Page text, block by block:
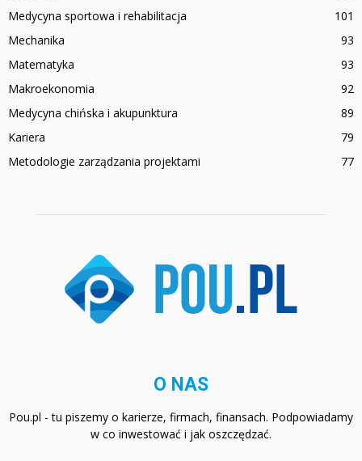
Medycyna sportowa i rehabilitacja
101
Mechanika
93
Matematyka
93
Makroekonomia
92
Medycyna chińska i akupunktura
89
Kariera
79
Metodologie zarządzania projektami
77
O NAS
Pou.pl - tu piszemy o karierze, firmach, finansach. Podpowiadamy
w co inwestować i jak oszczędzać.